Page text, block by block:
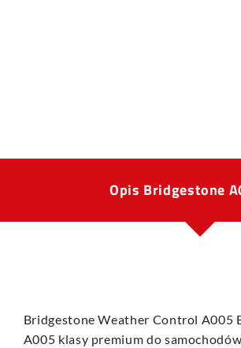
Opis Bridgestone
Bridgestone Weather Control A005
A005 klasy premium do